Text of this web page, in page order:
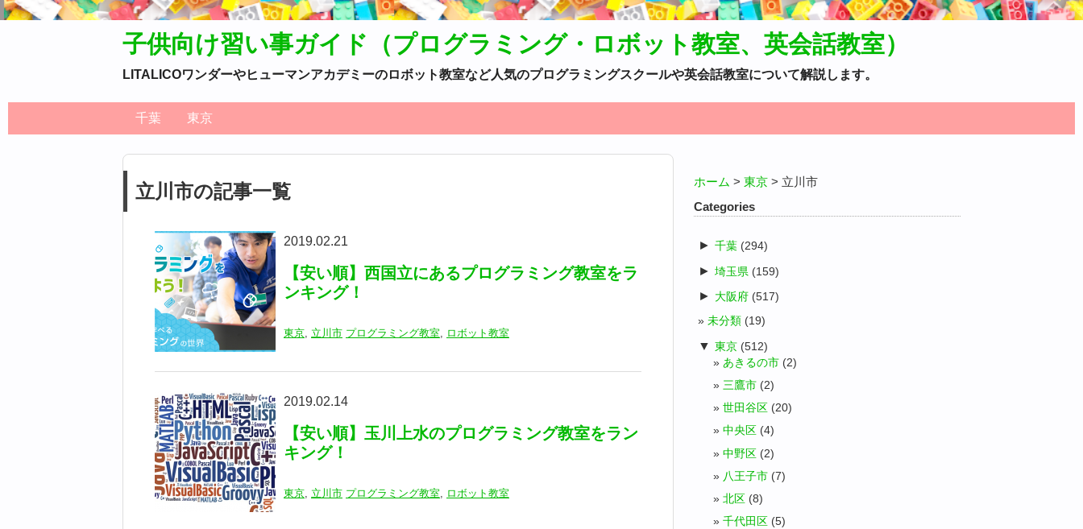
子供向け習い事ガイド（プログラミング・ロボット教室、英会話教室）
LITALICOワンダーやヒューマンアカデミーのロボット教室など人気のプログラミングスクールや英会話教室について解説します。
千葉 東京
立川市の記事一覧
2019.02.21
【安い順】西国立にあるプログラミング教室をラ
ンキング！
東京, 立川市 プログラミング教室, ロボット教室
2019.02.14
【安い順】玉川上水のプログラミング教室をラン
キング！
東京, 立川市 プログラミング教室, ロボット教室
ホーム > 東京 > 立川市
Categories
► 千葉 (294)
► 埼玉県 (159)
► 大阪府 (517)
未分類 (19)
▼ 東京 (512)
あきるの市 (2)
三鷹市 (2)
世田谷区 (20)
中央区 (4)
中野区 (2)
八王子市 (7)
北区 (8)
千代田区 (5)